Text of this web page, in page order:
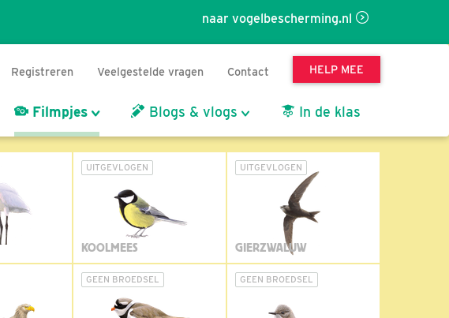
naar vogelbescherming.nl
Registreren Veelgestelde vragen Contact HELP MEE
Filmpjes Blogs & vlogs In de klas
UITGEVLOGEN
KOOLMEES
UITGEVLOGEN
GIERZWALUW
GEEN BROEDSEL GEEN BROEDSEL